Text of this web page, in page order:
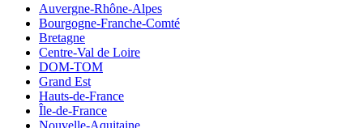
Auvergne-Rhône-Alpes
Bourgogne-Franche-Comté
Bretagne
Centre-Val de Loire
DOM-TOM
Grand Est
Hauts-de-France
Île-de-France
Nouvelle-Aquitaine